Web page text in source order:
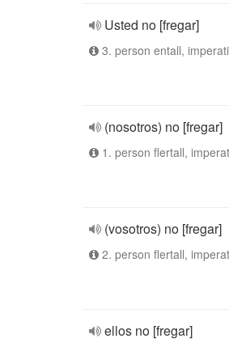
Usted no [fregar]
3. person entall,
(nosotros) no [fregar]
1. person flertall,
(vosotros) no [fregar]
2. person flertall,
ellos no [fregar]